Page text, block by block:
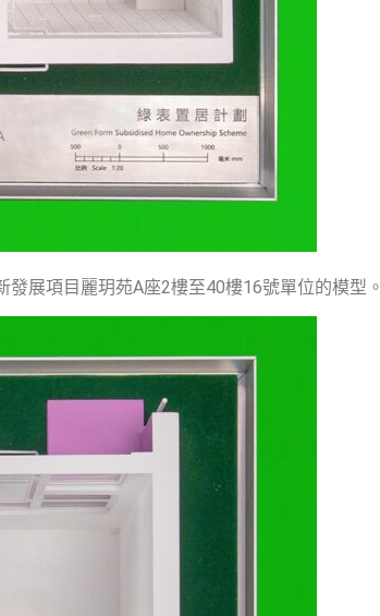
展項目麗玥苑A座2樓至40樓16號單位的模型。